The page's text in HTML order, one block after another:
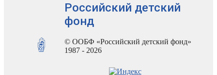
Российский детский
фонд
© ООБФ «Российский детский фонд»
1987 - 2026